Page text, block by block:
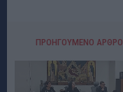
ΠΡΟΗΓΟΎΜΕΝΟ ΆΡΘΡΟ